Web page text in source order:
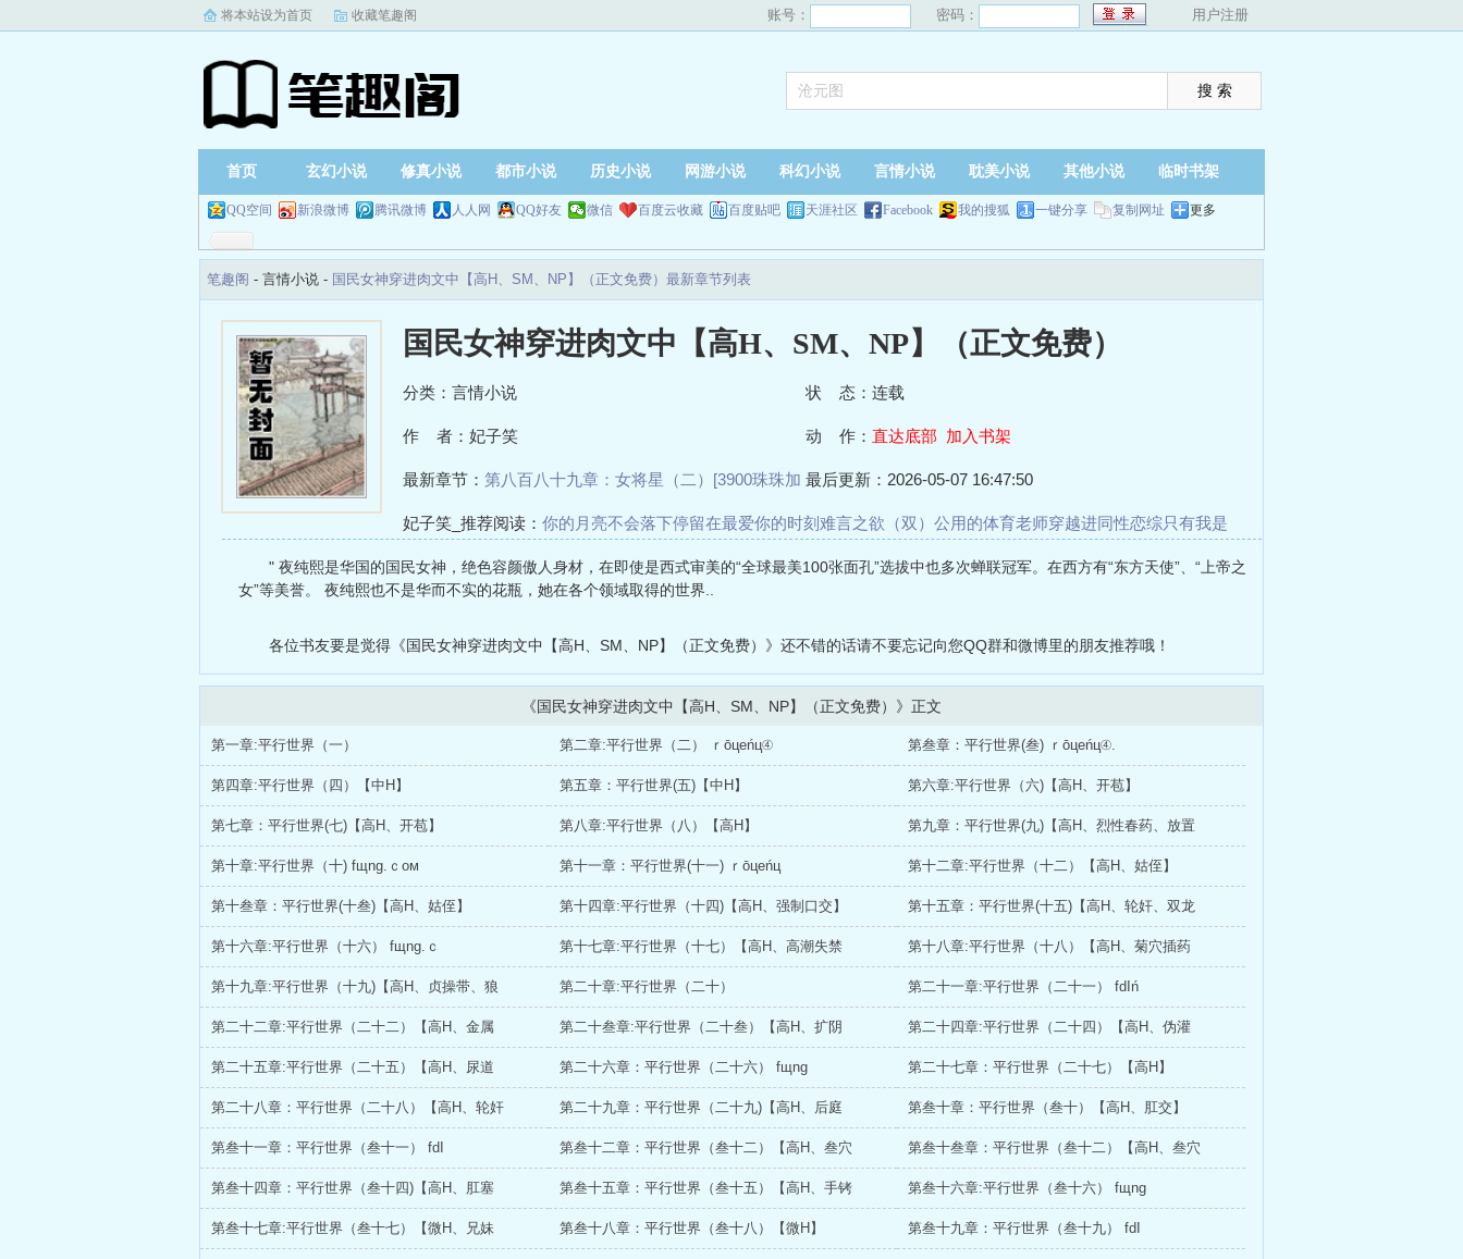
将本站设为首页 收藏笔趣阁 账号： 密码： 用户注册
首页 玄幻小说 修真小说 都市小说 历史小说 网游小说 科幻小说 言情小说 耽美小说 其他小说 临时书架
QQ空间 新浪微博 腾讯微博 人人网 QQ好友 微信 百度云收藏 百度贴吧 天涯社区 Facebook 我的搜狐 一键分享 复制网址 更多
笔趣阁 - 言情小说 - 国民女神穿进肉文中【高H、SM、NP】（正文免费）最新章节列表
国民女神穿进肉文中【高H、SM、NP】（正文免费）
分类：言情小说 状 态：连载
作 者：妃子笑 动 作： 直达底部 加入书架
最新章节： 第八百八十九章：女将星（二）[3900珠珠加 最后更新：2026-05-07 16:47:50
妃子笑_推荐阅读： 你的月亮不会落下停留在最爱你的时刻难言之欲（双） 公用的体育老师穿越进同性恋综只有我是
" 夜纯熙是华国的国民女神，绝色容颜傲人身材，在即使是西式审美的“全球最美100张面孔”选拔中也多次蝉联冠军。在西方有“东方天使”、“上帝之
女”等美誉。 夜纯熙也不是华而不实的花瓶，她在各个领域取得的世界..
各位书友要是觉得《国民女神穿进肉文中【高H、SM、NP】（正文免费）》还不错的话请不要忘记向您QQ群和微博里的朋友推荐哦！
《国民女神穿进肉文中【高H、SM、NP】（正文免费）》正文
第一章:平行世界（一） 第二章:平行世界（二） ｒōцеńц④ 第叁章：平行世界(叁) ｒōцеńц④.
第四章:平行世界（四）【中H】 第五章：平行世界(五)【中H】 第六章:平行世界（六)【高H、开苞】
第七章：平行世界(七)【高H、开苞】 第八章:平行世界（八）【高H】 第九章：平行世界(九)【高H、烈性春药、放置
第十章:平行世界（十) fщnɡ.ｃом 第十一章：平行世界(十一) ｒōцеńц 第十二章:平行世界（十二）【高H、姑侄】
第十叁章：平行世界(十叁)【高H、姑侄】 第十四章:平行世界（十四)【高H、强制口交】 第十五章：平行世界(十五)【高H、轮奸、双龙
第十六章:平行世界（十六） fщnɡ.ｃ 第十七章:平行世界（十七）【高H、高潮失禁 第十八章:平行世界（十八）【高H、菊穴插药
第十九章:平行世界（十九)【高H、贞操带、狼 第二十章:平行世界（二十） 第二十一章:平行世界（二十一） fdIń
第二十二章:平行世界（二十二）【高H、金属 第二十叁章:平行世界（二十叁）【高H、扩阴 第二十四章:平行世界（二十四）【高H、伪灌
第二十五章:平行世界（二十五）【高H、尿道 第二十六章：平行世界（二十六） fщnɡ 第二十七章：平行世界（二十七）【高H】
第二十八章：平行世界（二十八）【高H、轮奸 第二十九章：平行世界（二十九)【高H、后庭 第叁十章：平行世界（叁十）【高H、肛交】
第叁十一章：平行世界（叁十一） fdI 第叁十二章：平行世界（叁十二）【高H、叁穴 第叁十叁章：平行世界（叁十二）【高H、叁穴
第叁十四章：平行世界（叁十四)【高H、肛塞 第叁十五章：平行世界（叁十五）【高H、手铐 第叁十六章:平行世界（叁十六） fщnɡ
第叁十七章:平行世界（叁十七）【微H、兄妹 第叁十八章：平行世界（叁十八）【微H】 第叁十九章：平行世界（叁十九） fdI